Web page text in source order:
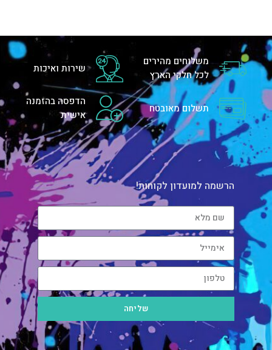
משלוחים מהירים
לכל חלקי הארץ
שירות ואיכות
תשלום מאובטח
הדפסה בהזמנה
אישית
הרשמה למועדון לקוחות!
שליחה